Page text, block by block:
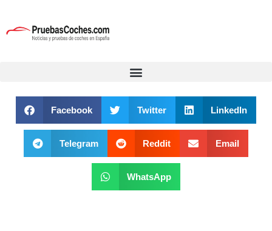
Facebook Twitter LinkedIn
Telegram Reddit Email
WhatsApp